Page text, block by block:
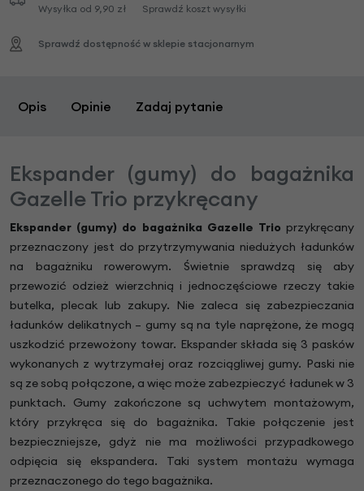
Wysyłka od 9,90 zł Sprawdź koszt wysyłki
Sprawdź dostępność w sklepie stacjonarnym
Opis Opinie Zadaj pytanie
Ekspander (gumy) do bagażnika
Gazelle Trio przykręcany
Ekspander (gumy) do bagażnika Gazelle Trio przykręcany
przeznaczony jest do przytrzymywania niedużych ładunków
na bagażniku rowerowym. Świetnie sprawdzą się aby
przewozić odzież wierzchnią i jednoczęściowe rzeczy takie
butelka, plecak lub zakupy. Nie zaleca się zabezpieczania
ładunków delikatnych – gumy są na tyle naprężone, że mogą
uszkodzić przewożony towar. Ekspander składa się 3 pasków
wykonanych z wytrzymałej oraz rozciągliwej gumy. Paski nie
są ze sobą połączone, a więc może zabezpieczyć ładunek w 3
punktach. Gumy zakończone są uchwytem montażowym,
który przykręca się do bagażnika. Takie połączenie jest
bezpieczniejsze, gdyż nie ma możliwości przypadkowego
odpięcia się ekspandera. Taki system montażu wymaga
przeznaczonego do tego bagażnika.